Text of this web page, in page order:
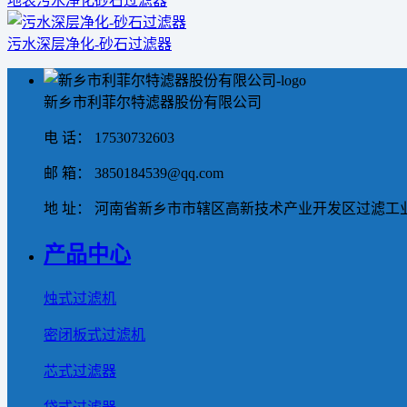
污水深层净化-砂石过滤器
新乡市利菲尔特滤器股份有限公司
电 话： 17530732603
邮 箱： 3850184539@qq.com
地 址： 河南省新乡市市辖区高新技术产业开发区过滤工
产品中心
烛式过滤机
密闭板式过滤机
芯式过滤器